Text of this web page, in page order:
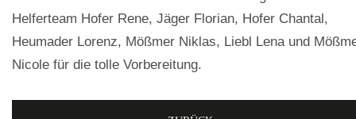
Helferteam Hofer Rene, Jäger Florian, Hofer Chantal,
Heumader Lorenz, Mößmer Niklas, Liebl Lena und
Nicole für die tolle Vorbereitung.